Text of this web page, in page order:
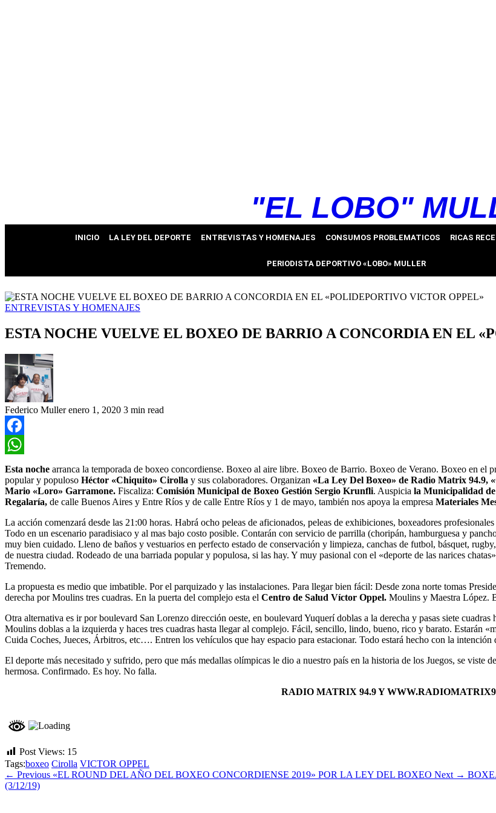
"EL LOBO"
INICIO LA LEY DEL DEPORTE ENTREVISTAS Y HOMENAJES CONSUMOS PROBLEMATICOS RICAS
PERIODISTA DEPORTIVO «LOBO» MULLER
ENTREVISTAS Y HOMENAJES
ESTA NOCHE VUELVE EL BOXEO DE BARRIO A CONCORDIA EN EL
Federico Muller enero 1, 2020 3 min read
Facebook
WhatsApp
Esta noche arranca la temporada de boxeo concordiense. Boxeo al aire libre. Boxeo de Barrio. Boxeo de Verano. Boxeo en el
popular y populoso Héctor «Chiquito» Cirolla y sus colaboradores. Organizan «La Ley Del Boxeo» de Radio Matrix 94.9,
Mario «Loro» Garramone. Fiscaliza: Comisión Municipal de Boxeo Gestión Sergio Krunfli. Auspicia la Municipalidad
Regalaría, de calle Buenos Aires y Entre Ríos y de calle Entre Ríos y 1 de mayo, también nos apoya la empresa Materiales
La acción comenzará desde las 21:00 horas. Habrá ocho peleas de aficionados, peleas de exhibiciones, boxeadores
Todo en un escenario paradisiaco y al mas bajo costo posible. Contarán con servicio de parrilla (choripán, hamburguesa y
muy bien cuidado. Lleno de baños y vestuarios en perfecto estado de conservación y limpieza, canchas de futbol, básquet,
de nuestra ciudad. Rodeado de una barriada popular y populosa, si las hay. Y muy pasional con el «deporte de las narices
Tremendo.
La propuesta es medio que imbatible. Por el parquizado y las instalaciones. Para llegar bien fácil: Desde zona norte tomas
derecha por Moulins tres cuadras. En la puerta del complejo esta el Centro de Salud Víctor Oppel. Moulins y Maestra López.
Otra alternativa es ir por boulevard San Lorenzo dirección oeste, en boulevard Yuquerí doblas a la derecha y pasas siete
Moulins doblas a la izquierda y haces tres cuadras hasta llegar al complejo. Fácil, sencillo, lindo, bueno, rico y barato. Estarán
Cuida Coches, Jueces, Árbitros, etc…. Entren los vehículos que hay espacio para estacionar. Todo estará hecho con la intención
El deporte más necesitado y sufrido, pero que más medallas olímpicas le dio a nuestro país en la historia de los Juegos, se
hermosa. Confirmado. Es hoy. No falla.
RADIO MATRIX 94.9 Y
Post Views: 15
Tags:boxeo Cirolla VICTOR OPPEL
← Previous «EL ROUND DEL AÑO DEL BOXEO CONCORDIENSE 2019» POR LA LEY DEL BOXEO Next →
(3/12/19)